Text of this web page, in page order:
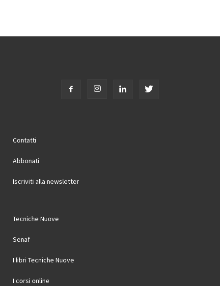
Contatti
Abbonati
Iscriviti alla newsletter
Tecniche Nuove
Senaf
I libri Tecniche Nuove
I corsi online